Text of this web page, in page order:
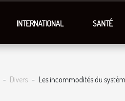
INTERNATIONAL SANTÉ
Divers Les incommodités du